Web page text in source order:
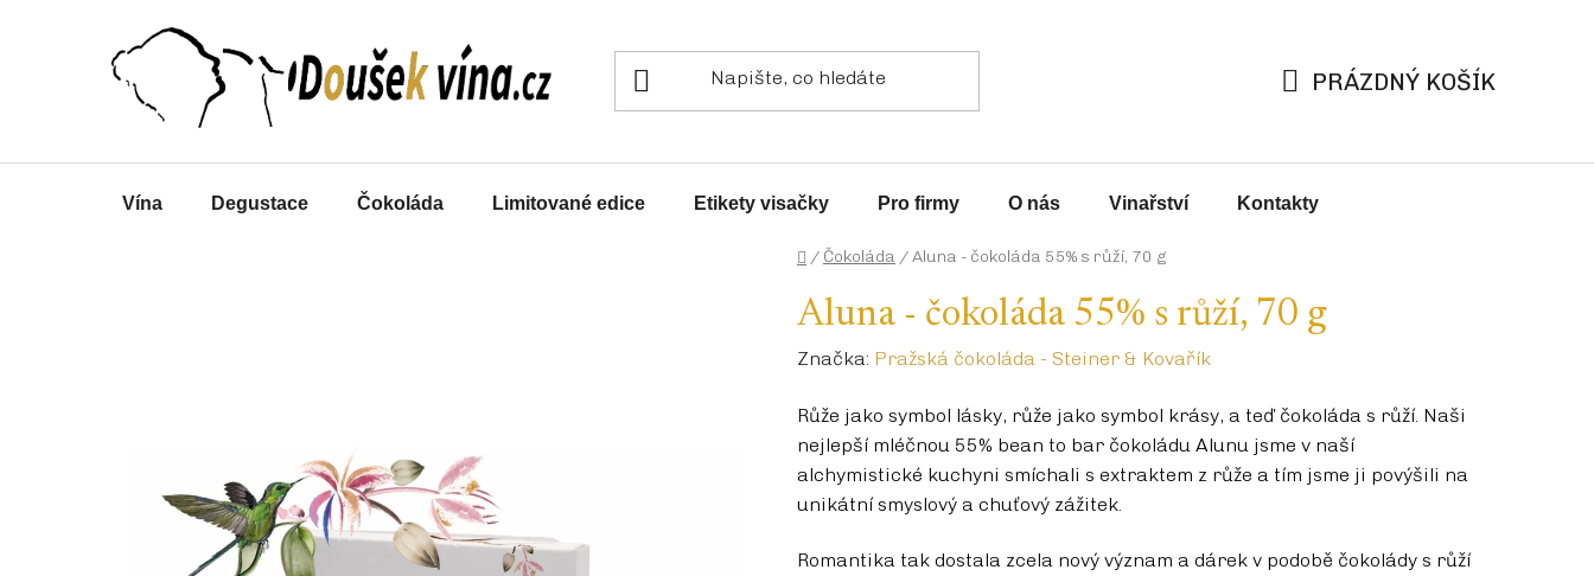
KOŠÍK
PRÁZDNÝ KOŠÍK
Vína Degustace Čokoláda Limitované edice Etikety visačky Pro firmy O nás Vinařství Kontakty
Domů
/ Čokoláda /Aluna - čokoláda 55% s růží, 70 g
Aluna - čokoláda 55% s růží, 70 g
Značka: Pražská čokoláda - Steiner & Kovařík
Růže jako symbol lásky, růže jako symbol krásy, a teď čokoláda s růží. Naši
nejlepší mléčnou 55% bean to bar čokoládu Alunu jsme v naší
alchymistické kuchyni smíchali s extraktem z růže a tím jsme ji povýšili na
unikátní smyslový a chuťový zážitek.
Romantika tak dostala zcela nový význam a dárek v podobě čokolády s růží